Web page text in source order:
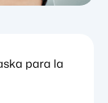
para la